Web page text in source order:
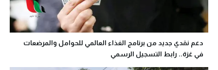
دعم نقدي جديد من برنامج الغذاء العالمي للحوامل والمرضعات
في غزة.. رابط التسجيل الرسمي